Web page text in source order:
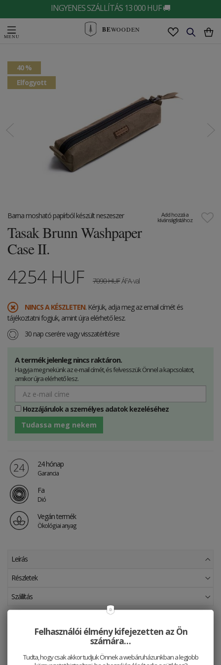
INGYENES SZÁLLÍTÁS 13 000 HUF 🚚
BEWOODEN
40 %
Elfogyott
Add hozzá a
kívánságlistához
Barna mosható papírból készült neszeszer
Tasak Brunn Washpaper
Case II.
4254 HUF 7090HUFÁFA-val
NINCS A KÉSZLETEN. Kérjük, adja meg az email címét és
tájékoztatni fogjuk, amint újra elérhető lesz.
30 nap cserére vagy visszatérítésre
A termék jelenleg nincs raktáron.
Hagyja meg nekünk az e-mail címét, és felvesszük Önnel a kapcsolatot,
amikor újra elérhető lesz.
Hozzájárulok a személyes adatok kezeléséhez
Tudassa meg nekem
24 hónap
Garancia
Fa
Dió
Vegán termék
Ökológiai anyag
Leírás
Részletek
Szállítás
A mosható papírból készült neszeszerünk kiválóan alkalmas
pamut maszkjaink tárolására is, hogy az mindig kéznél
lehessen.
A praktikusság és funkcionalitás jellemzik leginkább barna
Felhasználói élmény kifejezetten az Ön
számára…
Tudta, hogy csak akkor tudjuk Önnek a webáruházunkban a legjobb